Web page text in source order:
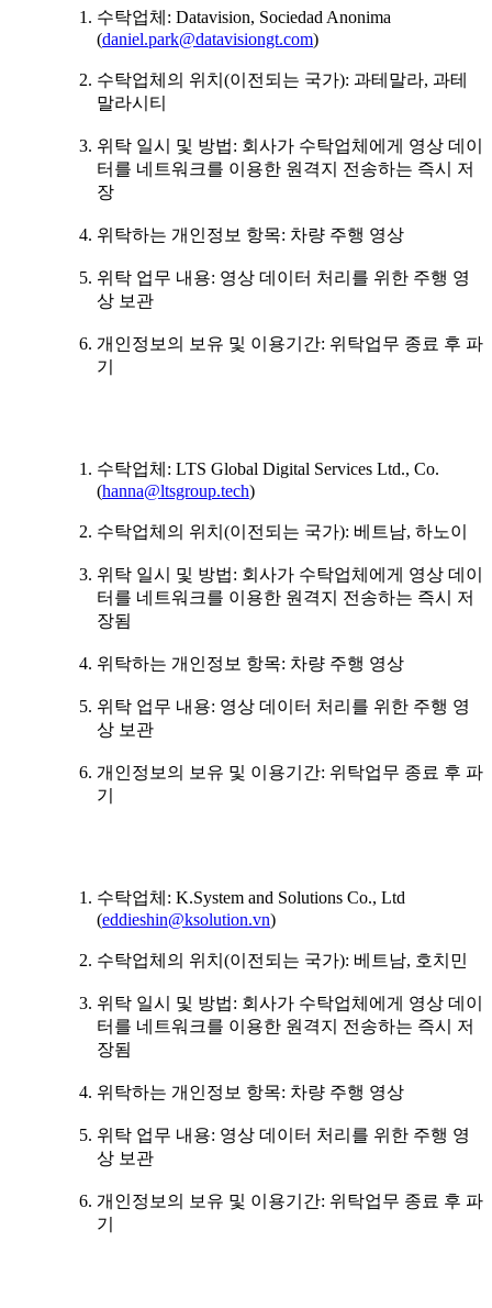
수탁업체: Datavision, Sociedad Anonima
(daniel.park@datavisiongt.com)
수탁업체의 위치(이전되는 국가): 과테말라, 과테
말라시티
위탁 일시 및 방법: 회사가 수탁업체에게 영상 데이
터를 네트워크를 이용한 원격지 전송하는 즉시 저
장
위탁하는 개인정보 항목: 차량 주행 영상
위탁 업무 내용: 영상 데이터 처리를 위한 주행 영
상 보관
개인정보의 보유 및 이용기간: 위탁업무 종료 후 파
기
수탁업체: LTS Global Digital Services Ltd., Co.
(hanna@ltsgroup.tech)
수탁업체의 위치(이전되는 국가): 베트남, 하노이
위탁 일시 및 방법: 회사가 수탁업체에게 영상 데이
터를 네트워크를 이용한 원격지 전송하는 즉시 저
장됨
위탁하는 개인정보 항목: 차량 주행 영상
위탁 업무 내용: 영상 데이터 처리를 위한 주행 영
상 보관
개인정보의 보유 및 이용기간: 위탁업무 종료 후 파
기
수탁업체: K.System and Solutions Co., Ltd
(eddieshin@ksolution.vn)
수탁업체의 위치(이전되는 국가): 베트남, 호치민
위탁 일시 및 방법: 회사가 수탁업체에게 영상 데이
터를 네트워크를 이용한 원격지 전송하는 즉시 저
장됨
위탁하는 개인정보 항목: 차량 주행 영상
위탁 업무 내용: 영상 데이터 처리를 위한 주행 영
상 보관
개인정보의 보유 및 이용기간: 위탁업무 종료 후 파
기